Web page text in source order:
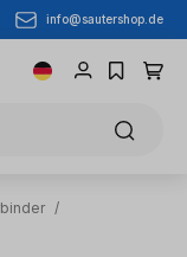
info@sautershop.de
/